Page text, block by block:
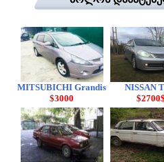
MITSUBICHI Grandis
$3000
NISSAN